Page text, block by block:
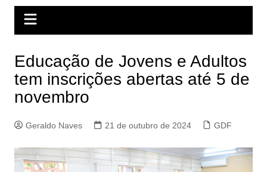
Educação de Jovens e Adultos
tem inscrições abertas até 5 de
novembro
Geraldo Naves 21 de outubro de 2024 GDF